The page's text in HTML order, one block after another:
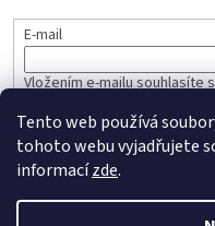
Tento web používá
tohoto webu vyjadřujete
informacízde.
E-mail
Vložením e-mailu souhlasíte
PŘIHLÁSIT SE